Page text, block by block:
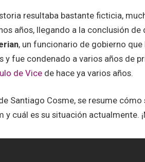
resultaba bastante ficticia,
años, llegando a la conclusión
, un funcionario de gobierno
y fue condenado a varios años de
de Vice de hace ya varios años.
Santiago Cosme, se resume
y cuál es su situación actualmente.